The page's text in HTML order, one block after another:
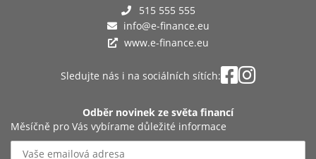
515 555 555
info@e-finance.eu
www.e-finance.eu
Sledujte nás i na sociálních sítích:
Odběr novinek ze světa financí
Měsíčně pro Vás vybírame důležité informace